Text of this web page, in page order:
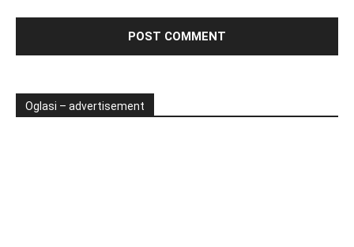
Oglasi – advertisement